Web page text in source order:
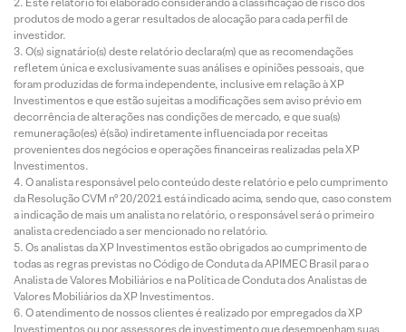
produtos de modo a gerar resultados de alocação para cada perfil de
investidor.
O(s) signatário(s) deste relatório declara(m) que as recomendações
refletem única e exclusivamente suas análises e opiniões pessoais, que
foram produzidas de forma independente, inclusive em relação à XP
Investimentos e que estão sujeitas a modificações sem aviso prévio em
decorrência de alterações nas condições de mercado, e que sua(s)
remuneração(es) é(são) indiretamente influenciada por receitas
provenientes dos negócios e operações financeiras realizadas pela XP
Investimentos.
O analista responsável pelo conteúdo deste relatório e pelo cumprimento
da Resolução CVM nº 20/2021 está indicado acima, sendo que, caso constem
a indicação de mais um analista no relatório, o responsável será o primeiro
analista credenciado a ser mencionado no relatório.
Os analistas da XP Investimentos estão obrigados ao cumprimento de
todas as regras previstas no Código de Conduta da APIMEC Brasil para o
Analista de Valores Mobiliários e na Política de Conduta dos Analistas de
Valores Mobiliários da XP Investimentos.
O atendimento de nossos clientes é realizado por empregados da XP
Investimentos ou por assessores de investimento que desempenham suas